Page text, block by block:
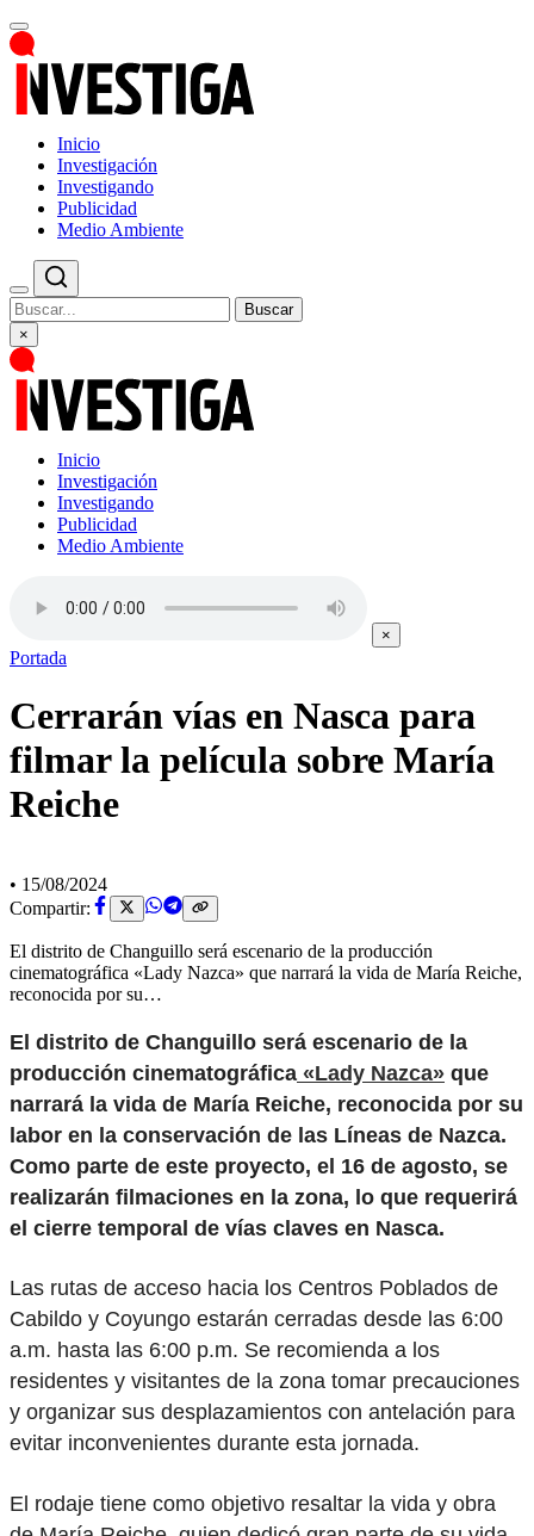
Inicio
Investigación
Investigando
Publicidad
Medio Ambiente
Buscar
×
Inicio
Investigación
Investigando
Publicidad
Medio Ambiente
×
Portada
Cerrarán vías en Nasca para
filmar la película sobre María
Reiche
• 15/08/2024
Compartir:
El distrito de Changuillo será escenario de la producción
cinematográfica «Lady Nazca» que narrará la vida de María Reiche,
reconocida por su…
El distrito de Changuillo será escenario de la
producción cinematográfica «Lady Nazca» que
narrará la vida de María Reiche, reconocida por su
labor en la conservación de las Líneas de Nazca.
Como parte de este proyecto, el 16 de agosto, se
realizarán filmaciones en la zona, lo que requerirá
el cierre temporal de vías claves en Nasca.
Las rutas de acceso hacia los Centros Poblados de
Cabildo y Coyungo estarán cerradas desde las 6:00
a.m. hasta las 6:00 p.m. Se recomienda a los
residentes y visitantes de la zona tomar precauciones
y organizar sus desplazamientos con antelación para
evitar inconvenientes durante esta jornada.
El rodaje tiene como objetivo resaltar la vida y obra